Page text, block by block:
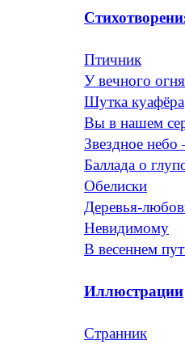
Птичник
У вечного огня
Шутка куафёра
Вы в нашем
Звездное
Баллада о
Обелиски
Деревья-
Невидимому
В весеннем
Иллюстрации
Странник